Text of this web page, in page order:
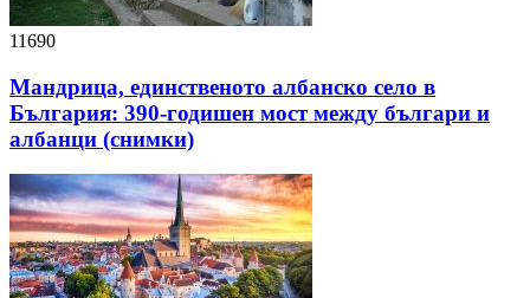
11690
Мандрица, единственото албанско село в
България: 390-годишен мост между българи и
албанци (снимки)